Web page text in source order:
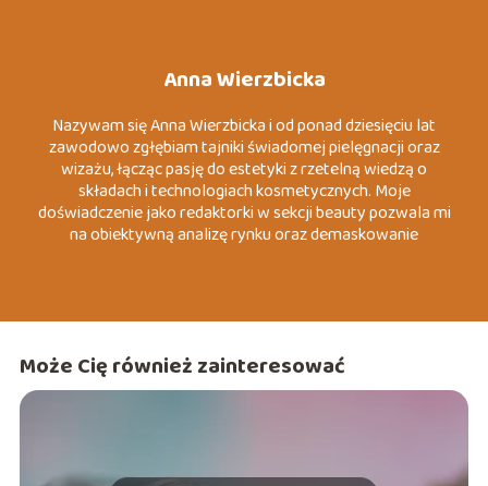
Anna Wierzbicka
Nazywam się Anna Wierzbicka i od ponad dziesięciu lat
zawodowo zgłębiam tajniki świadomej pielęgnacji oraz
wizażu, łącząc pasję do estetyki z rzetelną wiedzą o
składach i technologiach kosmetycznych. Moje
doświadczenie jako redaktorki w sekcji beauty pozwala mi
na obiektywną analizę rynku oraz demaskowanie
(slow fashion) oraz psychologią koloru wizerunku. Moim
wskazówek, które pomagają czytelnikom budować
pewność siebie poprzez autentyczny i przemyślany styl.
Może Cię również zainteresować